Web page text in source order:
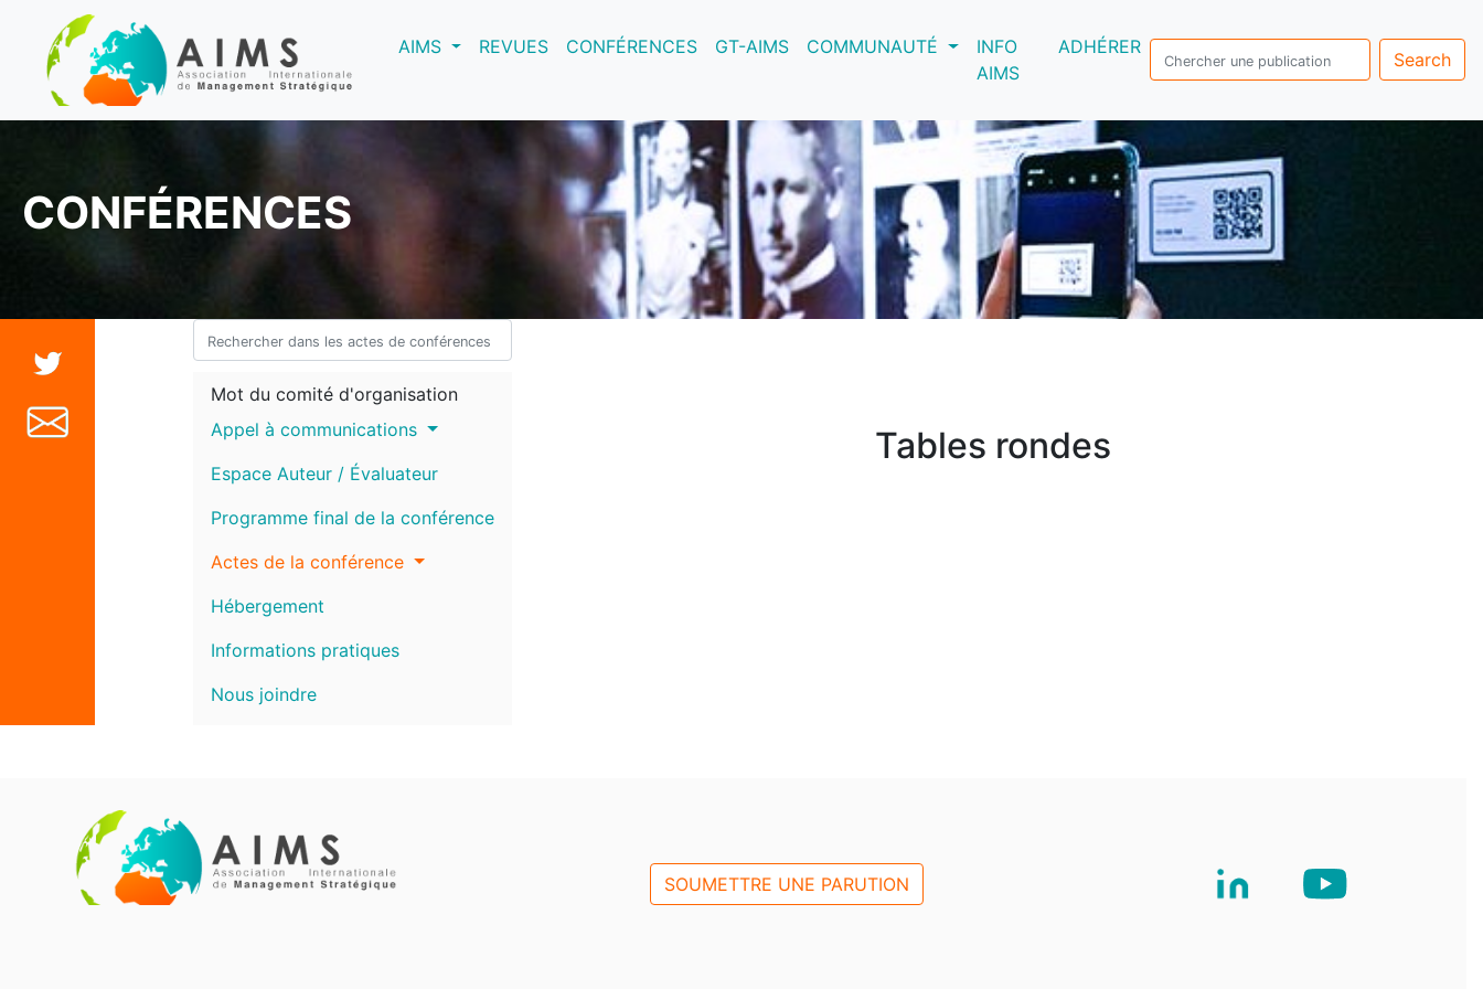
AIMS(current)REVUES CONFÉRENCES GT-AIMS COMMUNAUTÉ
INFO
AIMS
ADHÉRER
Search
CONFÉRENCES
Mot du comité d'organisation
Appel à communications
Espace Auteur / Évaluateur
Programme final de la conférence
Actes de la conférence
Hébergement
Informations pratiques
Nous joindre
Tables rondes
SOUMETTRE UNE PARUTION